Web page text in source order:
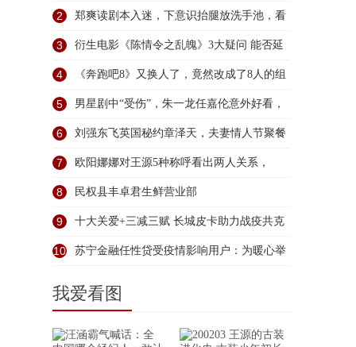
大
2 郑爽读剧本入迷，下意识抬腿放洗手池，看
了
3 衍生电影《陈情令之乱魄》3大疑问 能否延
4 《奔跑吧8》又换人了，竟然改成了8人的组
5 男星剧中“受伤”，朱一龙任嘉伦意外好看，
6 刘强东飞英国秘约章泽天，夫妻情人节聚餐
过
7 欧阳娜娜对王源5种称呼看出两人关系，
《大
8 民权县丰卓君生鲜营业部
9 十大关爱+三减三赋 长城皮卡助力战疫共克
10 苏宁金融任性贷受疫情影响用户：为暖心举
我爱看图